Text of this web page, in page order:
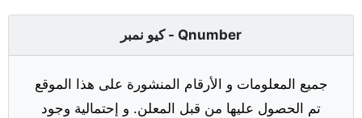
كيو نمبر - Qnumber
جميع المعلومات و الأرقام المنشورة على هذا الموقع
تم الحصول عليها من قبل المعلن. و إحتمالية وجود